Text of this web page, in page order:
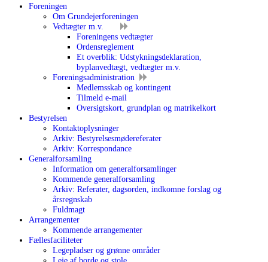
Foreningen
Om Grundejerforeningen
Vedtægter m.v.
Foreningens vedtægter
Ordensreglement
Et overblik: Udstykningsdeklaration,
byplanvedtægt, vedtægter m.v.
Foreningsadministration
Medlemsskab og kontingent
Tilmeld e-mail
Oversigtskort, grundplan og matrikelkort
Bestyrelsen
Kontaktoplysninger
Arkiv: Bestyrelsesmødereferater
Arkiv: Korrespondance
Generalforsamling
Information om generalforsamlinger
Kommende generalforsamling
Arkiv: Referater, dagsorden, indkomne forslag og
årsregnskab
Fuldmagt
Arrangementer
Kommende arrangementer
Fællesfaciliteter
Legepladser og grønne områder
Leje af borde og stole